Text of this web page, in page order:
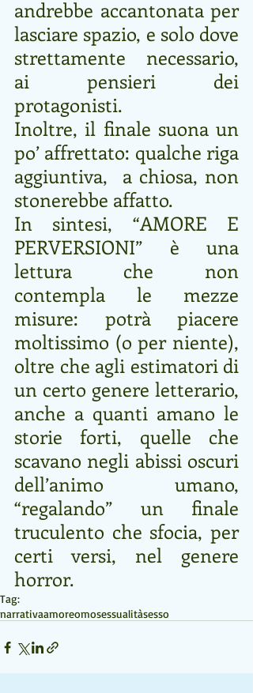
andrebbe accantonata per
lasciare spazio, e solo dove
strettamente necessario,
ai pensieri dei
protagonisti.
Inoltre, il finale suona un
po’ affrettato: qualche riga
aggiuntiva,  a chiosa, non
stonerebbe affatto.
In sintesi, “AMORE E
PERVERSIONI” è una
lettura che non
contempla le mezze
misure: potrà piacere
moltissimo (o per niente),
oltre che agli estimatori di
un certo genere letterario,
anche a quanti amano le
storie forti, quelle che
scavano negli abissi oscuri
dell’animo umano,
“regalando” un finale
truculento che sfocia, per
certi versi, nel genere
horror.
Tag:
narrativaamoreomosessualitàsesso